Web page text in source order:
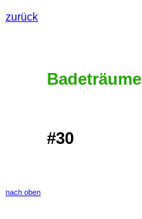
zurück
Badeträume
#30
nach oben